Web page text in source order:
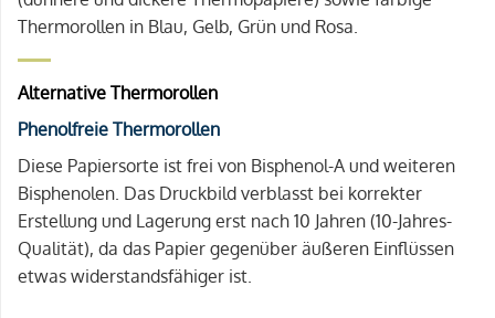
Thermorollen in Blau, Gelb, Grün und Rosa.
Alternative Thermorollen
Phenolfreie Thermorollen
Diese Papiersorte ist frei von Bisphenol-A und weiteren
Bisphenolen. Das Druckbild verblasst bei korrekter
Erstellung und Lagerung erst nach 10 Jahren (10-Jahres-
Qualität), da das Papier gegenüber äußeren Einflüssen
etwas widerstandsfähiger ist.